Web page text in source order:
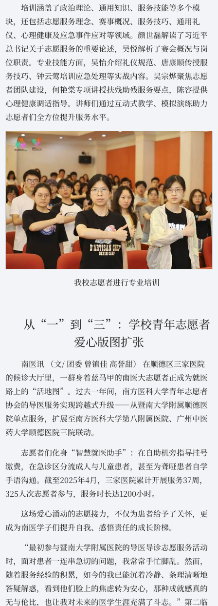
培训涵盖了政治理论、通用知识、服务技能等多个模
块，还包括志愿服务理念、赛事概况、服务技巧、通用礼
仪、心理健康及应急事件应对等领域。颜世磊解读了习近平
总书记关于志愿服务的重要论述，吴悦解析了赛会概况与岗
位职责。专业技能方面，吴怡介绍礼仪规范、唐康顺传授服
务技巧、钟云莺培训应急处理等实战内容。吴宗烨聚焦志愿
者团队建设，何艳棠专项讲授扶残助残服务要点，陈容提供
心理健康调适指导。讲师们通过互动式教学、模拟演练助力
志愿者们全方位提升服务水平。
我校志愿者进行专业培训
从“一”到“三”：学校青年志愿者
爱心版图扩张
南医讯 （文/ 团委 曾镇佳 高誉甜） 在顺德区三家医院
的候诊大厅里，一群身着蓝马甲的南医大志愿者正成为就医
路上的“活地图”。过去一年间，南方医科大学青年志愿者
协会的导医服务实现跨越式升级——从暨南大学附属顺德医
院单点服务，扩展至南方医科大学第八附属医院、广州中医
药大学顺德医院三院联动。
志愿者们化身“智慧就医助手”：在自助机旁指导挂号
缴费，在急诊区分流成人与儿童患者，甚至为聋哑患者自学
手语沟通。截至2025年4月，三家医院累计开展服务37周，
325人次志愿者参与，服务时长达1200小时。
这场爱心涌动的志愿接力，不仅为患者给予了关怀，更
成为南医学子们提升自我、感悟责任的成长阶梯。
“最初参与暨南大学附属医院的导医导诊志愿服务活动
时，面对患者一连串急切的问题，我常常手忙脚乱。然而，
随着服务经验的积累，如今的我已能沉着冷静、条理清晰地
答疑解惑，看到他们脸上的焦虑转为安心，那种成就感真的
无与伦比，也让我对未来的医学生涯充满了斗志。”第二临